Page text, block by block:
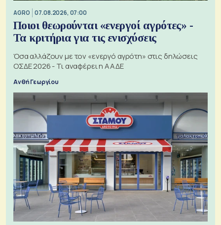
AGRO 07.08.2026, 07:00
Ποιοι θεωρούνται «ενεργοί αγρότες» -
Τα κριτήρια για τις ενισχύσεις
Όσα αλλάζουν με τον «ενεργό αγρότη» στις δηλώσεις
ΟΣΔΕ 2026 - Τι αναφέρει η ΑΑΔΕ
Ανθή Γεωργίου